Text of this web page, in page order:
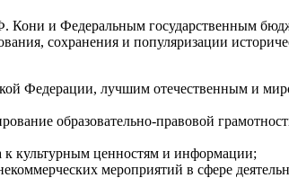
Кони и Федеральным государственным
сохранения и популяризации
Федерации, лучшим отечественным и
образовательно-правовой
к культурным ценностям и информации;
мероприятий в сфере